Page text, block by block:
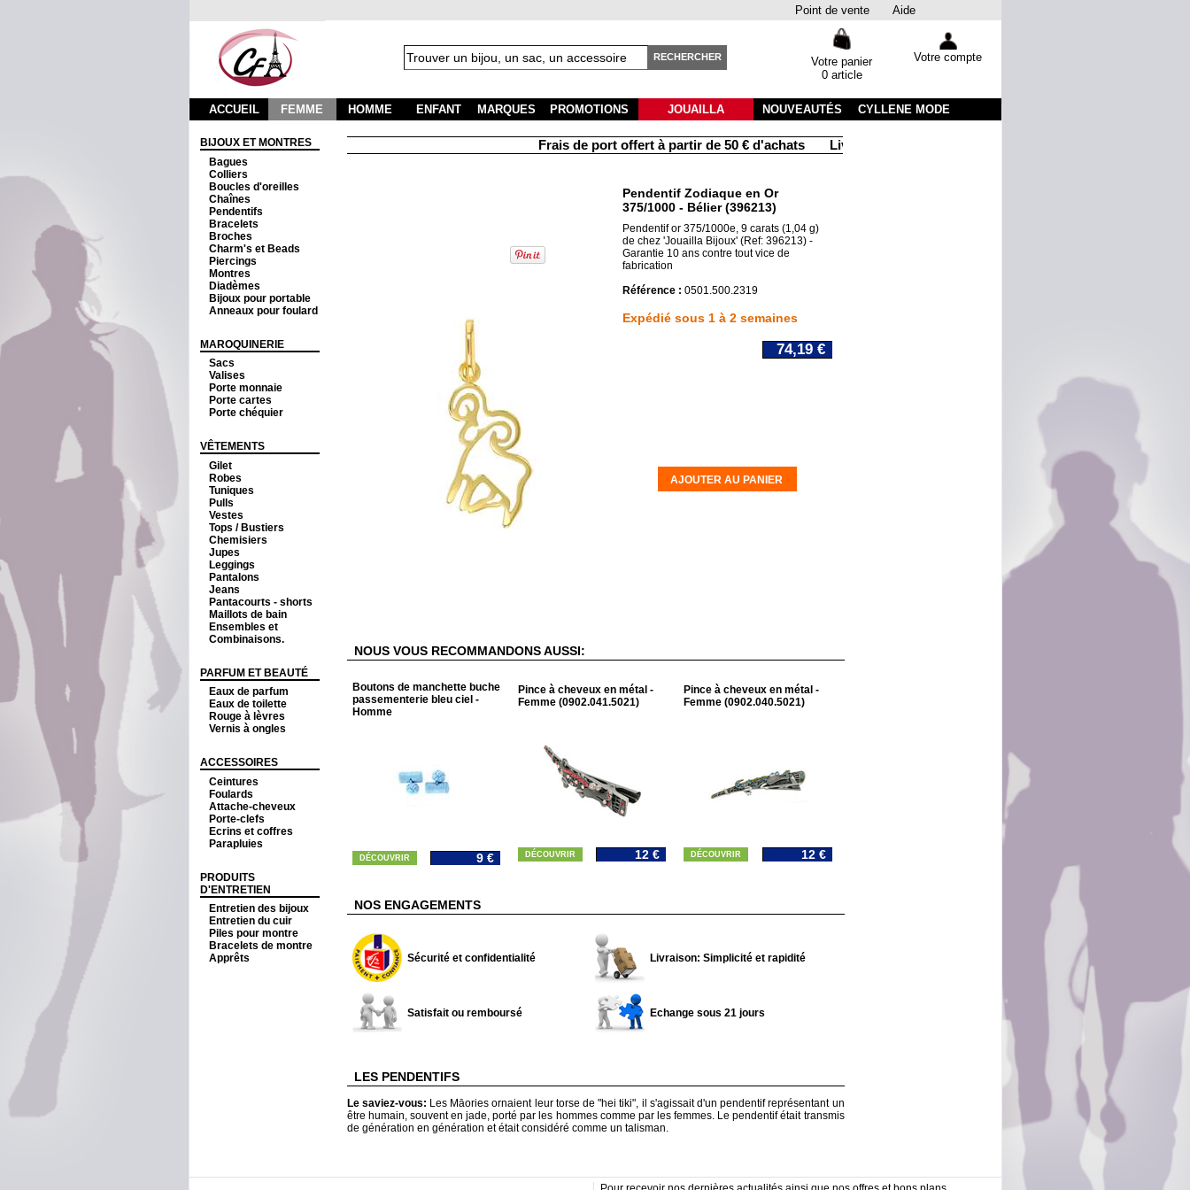
Point de vente Aide
RECHERCHER
Votre panier
0 article
Votre compte
ACCUEIL FEMME HOMME ENFANT MARQUES PROMOTIONS JOUAILLA NOUVEAUTÉS CYLLENE MODE
BIJOUX ET MONTRES
Bagues
Colliers
Boucles d'oreilles
Chaînes
Pendentifs
Bracelets
Broches
Charm's et Beads
Piercings
Montres
Diadèmes
Bijoux pour portable
Anneaux pour foulard
MAROQUINERIE
Sacs
Valises
Porte monnaie
Porte cartes
Porte chéquier
VÊTEMENTS
Gilet
Robes
Tuniques
Pulls
Vestes
Tops / Bustiers
Chemisiers
Jupes
Leggings
Pantalons
Jeans
Pantacourts - shorts
Maillots de bain
Ensembles et
Combinaisons.
PARFUM ET BEAUTÉ
Eaux de parfum
Eaux de toilette
Rouge à lèvres
Vernis à ongles
ACCESSOIRES
Ceintures
Foulards
Attache-cheveux
Porte-clefs
Ecrins et coffres
Parapluies
PRODUITS
D'ENTRETIEN
Entretien des bijoux
Entretien du cuir
Piles pour montre
Bracelets de montre
Apprêts
Frais de port offert à partir de 50 € d'achats Livraison sous 48 heures par colissimo avec suivi
Pendentif Zodiaque en Or
375/1000 - Bélier (396213)
Pendentif or 375/1000e, 9 carats (1,04 g)
de chez 'Jouailla Bijoux' (Ref: 396213) -
Garantie 10 ans contre tout vice de
fabrication
Référence : 0501.500.2319
Expédié sous 1 à 2 semaines
74,19 €
AJOUTER AU PANIER
NOUS VOUS RECOMMANDONS AUSSI:
Boutons de manchette buche
passementerie bleu ciel -
Homme
DÉCOUVRIR 9 €
Pince à cheveux en métal -
Femme (0902.041.5021)
DÉCOUVRIR 12 €
Pince à cheveux en métal -
Femme (0902.040.5021)
DÉCOUVRIR 12 €
NOS ENGAGEMENTS
Sécurité et confidentialité Livraison: Simplicité et rapidité
Satisfait ou remboursé Echange sous 21 jours
LES PENDENTIFS
Le saviez-vous: Les Māories ornaient leur torse de "hei tiki", il s'agissait d'un pendentif représentant un
être humain, souvent en jade, porté par les hommes comme par les femmes. Le pendentif était transmis
de génération en génération et était considéré comme un talisman.